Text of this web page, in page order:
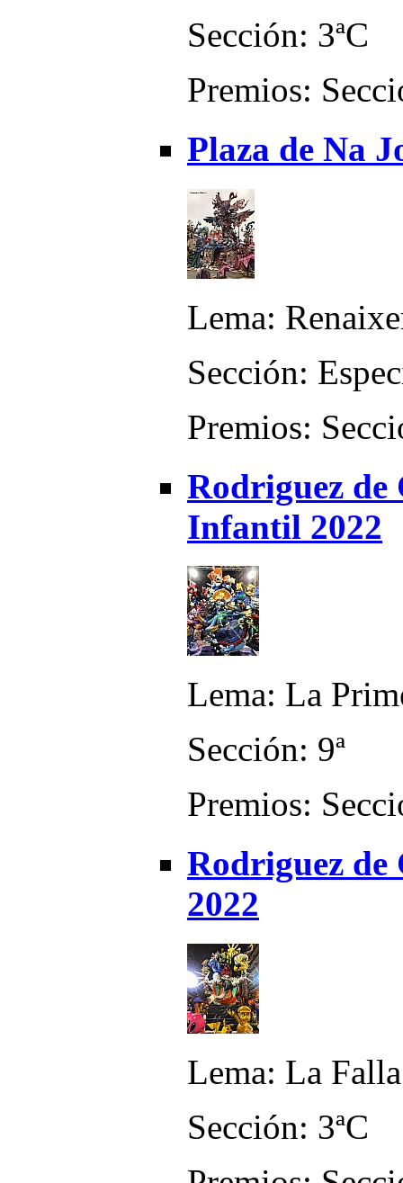
Sección: 3ªC
Premios:
Plaza de Na
Lema:
Sección:
Premios:
Rodriguez de
Infantil 2022
Lema: La
Sección: 9ª
Premios:
Rodriguez de
2022
Lema: La
Sección: 3ªC